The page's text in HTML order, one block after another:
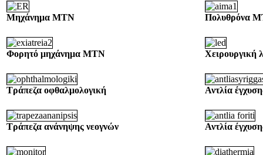
Μηχάνημα ΜΤΝ Πολυθρόνα
Φορητό μηχάνημα ΜΤΝ Χειρουργική
Τράπεζα οφθαλμολογική Αντλία
Τράπεζα ανάνηψης νεογνών Αντλία